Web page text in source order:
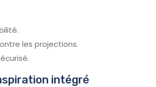
les projections.
intégré